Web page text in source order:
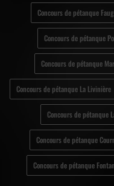
Concours de pétanque
Concours de pétanque
Concours de pétanque
Concours de pétanque La Livinière
Concours de pétanque
Concours de pétanque
Concours de pétanque